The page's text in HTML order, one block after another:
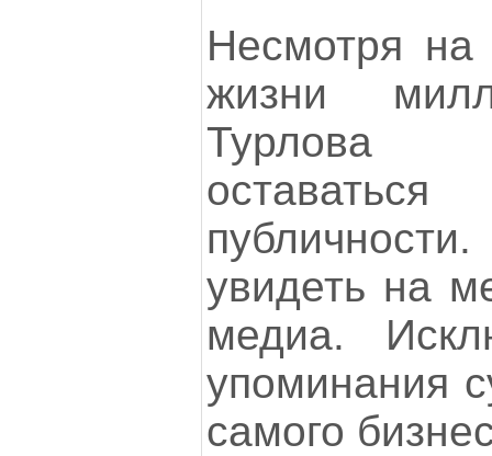
Несмотря на
жизни
Турлова
увидеть на
медиа.
упоминания
самого